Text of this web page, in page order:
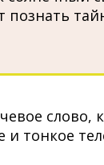
слово,
тонкое